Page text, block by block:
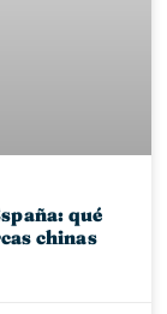
qué
chinas